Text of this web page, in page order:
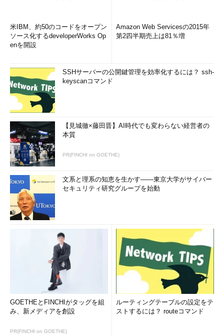
米IBM、約50のコードをオープン
ソース化するdeveloperWorks Op
enを開設
Amazon Web Servicesの2015年
第2四半期売上は81％増
SSHサーバーの公開鍵管理を効率化するには？ ssh-
keyscanコマンド
【見城徹×藤田晋】AI時代でも変わらない経営者の
本質
PR(FINCHI on GOETHE)
文系と理系の知恵を生かす――東京大学がサイバー
セキュリティ研究グループを始動
GOETHEとFINCHIがタッグを組
み、新メディアを創設
PR(FINCHI on GOETHE)
ルーティングテーブルの設定をテ
ストするには？ routeコマンド